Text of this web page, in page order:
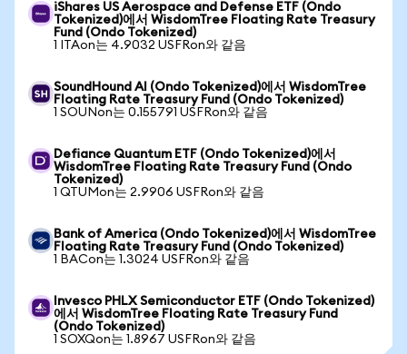
iShares US Aerospace and Defense ETF (Ondo
Tokenized)에서 WisdomTree Floating Rate Treasury
Fund (Ondo Tokenized)
1 ITAon는 4.9032 USFRon와 같음
SoundHound AI (Ondo Tokenized)에서 WisdomTree
Floating Rate Treasury Fund (Ondo Tokenized)
1 SOUNon는 0.155791 USFRon와 같음
Defiance Quantum ETF (Ondo Tokenized)에서
WisdomTree Floating Rate Treasury Fund (Ondo
Tokenized)
1 QTUMon는 2.9906 USFRon와 같음
Bank of America (Ondo Tokenized)에서 WisdomTree
Floating Rate Treasury Fund (Ondo Tokenized)
1 BACon는 1.3024 USFRon와 같음
Invesco PHLX Semiconductor ETF (Ondo Tokenized)
에서 WisdomTree Floating Rate Treasury Fund
(Ondo Tokenized)
1 SOXQon는 1.8967 USFRon와 같음